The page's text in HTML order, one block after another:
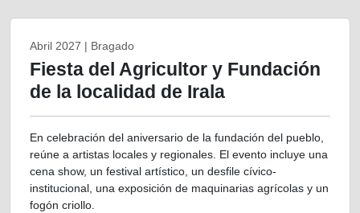
Abril 2027 | Bragado
Fiesta del Agricultor y Fundación
de la localidad de Irala
En celebración del aniversario de la fundación del pueblo,
reúne a artistas locales y regionales. El evento incluye una
cena show, un festival artístico, un desfile cívico-
institucional, una exposición de maquinarias agrícolas y un
fogón criollo.